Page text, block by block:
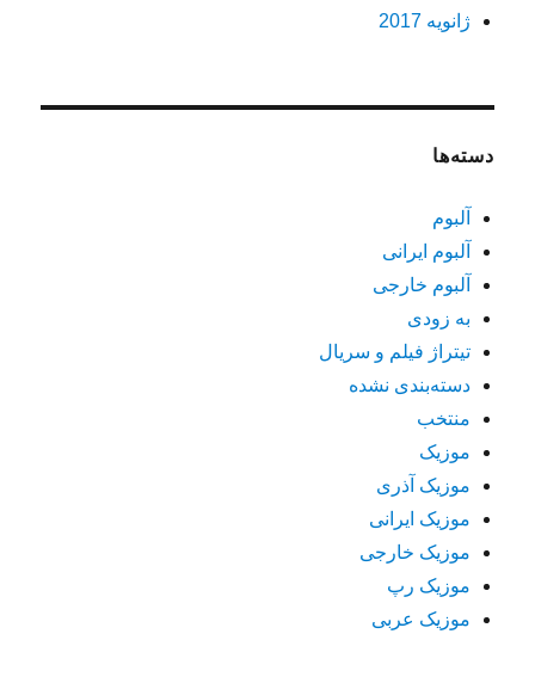
ژانویه 2017
دسته‌ها
آلبوم
آلبوم ایرانی
آلبوم خارجی
به زودی
تیتراژ فیلم و سریال
دسته‌بندی نشده
منتخب
موزیک
موزیک آذری
موزیک ایرانی
موزیک خارجی
موزیک رپ
موزیک عربی